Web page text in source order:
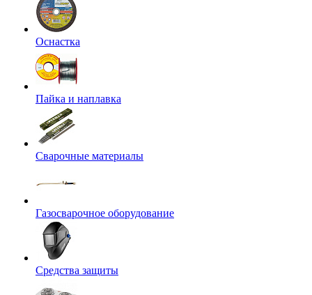
Оснастка
Пайка и наплавка
Сварочные материалы
Газосварочное оборудование
Средства защиты